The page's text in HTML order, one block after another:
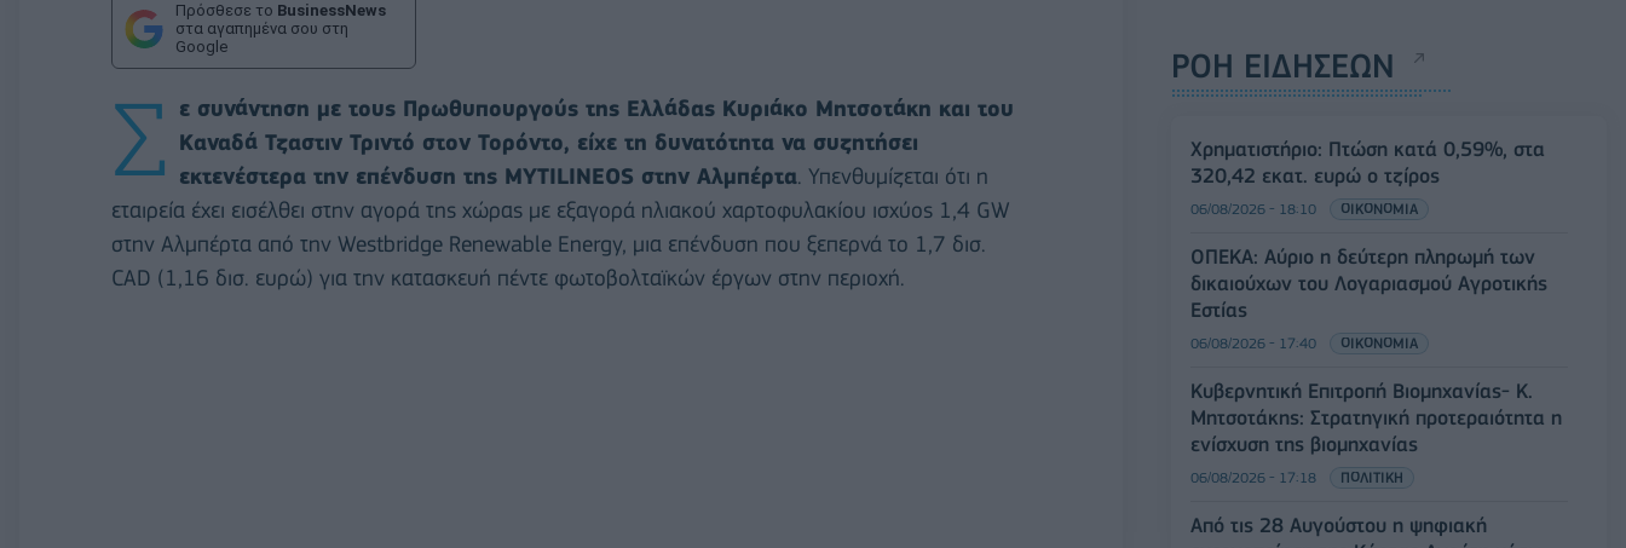
Πρόσθεσε το BusinessNews
στα αγαπημένα σου στη
Google
Σ
ε συνάντηση με τους Πρωθυπουργούς της Ελλάδας Κυριάκο Μητσοτάκη και του
Καναδά Τζαστιν Τριντό στον Τορόντο, είχε τη δυνατότητα να συζητήσει
εκτενέστερα την επένδυση της MYTILINEOS στην Αλμπέρτα. Υπενθυμίζεται ότι η
εταιρεία έχει εισέλθει στην αγορά της χώρας με εξαγορά ηλιακού χαρτοφυλακίου ισχύος 1,4 GW
στην Αλμπέρτα από την Westbridge Renewable Energy, μια επένδυση που ξεπερνά το 1,7 δισ.
CAD (1,16 δισ. ευρώ) για την κατασκευή πέντε φωτοβολταϊκών έργων στην περιοχή.
ΡΟΗ ΕΙΔΗΣΕΩΝ
Χρηματιστήριο: Πτώση κατά 0,59%, στα
320,42 εκατ. ευρώ ο τζίρος
06/08/2026 - 18:10 ΟΙΚΟΝΟΜΙΑ
ΟΠΕΚΑ: Αύριο η δεύτερη πληρωμή των
δικαιούχων του Λογαριασμού Αγροτικής
Εστίας
06/08/2026 - 17:40 ΟΙΚΟΝΟΜΙΑ
Κυβερνητική Επιτροπή Βιομηχανίας- Κ.
Μητσοτάκης: Στρατηγική προτεραιότητα η
ενίσχυση της βιομηχανίας
06/08/2026 - 17:18 ΠΟΛΙΤΙΚΗ
Από τις 28 Αυγούστου η ψηφιακή